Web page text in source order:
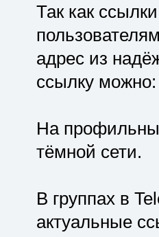
Так как
адрес из
ссылку можно:
На
тёмной сети.
В группах в
актуальные